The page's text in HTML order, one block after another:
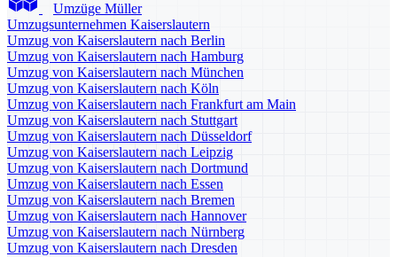
Umzüge Müller
Umzugsunternehmen Kaiserslautern
Umzug von Kaiserslautern nach Berlin
Umzug von Kaiserslautern nach Hamburg
Umzug von Kaiserslautern nach München
Umzug von Kaiserslautern nach Köln
Umzug von Kaiserslautern nach Frankfurt am Main
Umzug von Kaiserslautern nach Stuttgart
Umzug von Kaiserslautern nach Düsseldorf
Umzug von Kaiserslautern nach Leipzig
Umzug von Kaiserslautern nach Dortmund
Umzug von Kaiserslautern nach Essen
Umzug von Kaiserslautern nach Bremen
Umzug von Kaiserslautern nach Hannover
Umzug von Kaiserslautern nach Nürnberg
Umzug von Kaiserslautern nach Dresden